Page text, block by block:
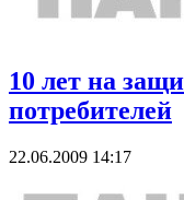
10 лет на
потребителей
22.06.2009 14:17